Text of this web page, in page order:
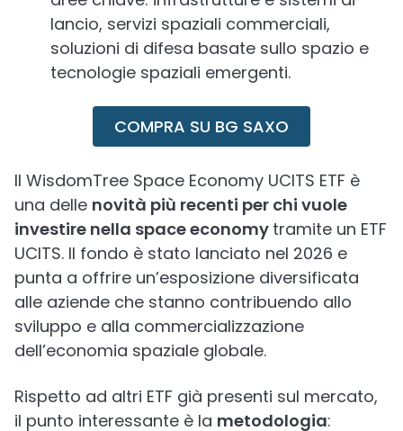
lancio, servizi spaziali commerciali,
soluzioni di difesa basate sullo spazio e
tecnologie spaziali emergenti.
COMPRA SU BG SAXO
Il WisdomTree Space Economy UCITS ETF è
una delle novità più recenti per chi vuole
investire nella space economy tramite un ETF
UCITS. Il fondo è stato lanciato nel 2026 e
punta a offrire un’esposizione diversificata
alle aziende che stanno contribuendo allo
sviluppo e alla commercializzazione
dell’economia spaziale globale.
Rispetto ad altri ETF già presenti sul mercato,
il punto interessante è la metodologia: